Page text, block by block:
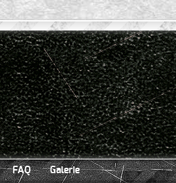
FAQ Galerie